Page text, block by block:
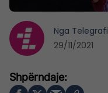
Nga Telegrafi
29/11/2021